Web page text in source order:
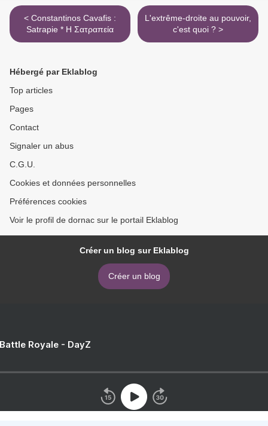
< Constantinos Cavafis :
Satrapie * Η Σατραπεία
L'extrême-droite au pouvoir,
c'est quoi ? >
Hébergé par Eklablog
Top articles
Pages
Contact
Signaler un abus
C.G.U.
Cookies et données personnelles
Préférences cookies
Voir le profil de dornac sur le portail Eklablog
Créer un blog sur Eklablog
Créer un blog
Royale - DayZ